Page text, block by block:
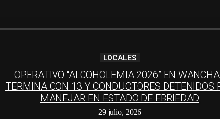
LOCALES
OPERATIVO “ALCOHOLEMIA 2026” EN
TERMINA CON 13 Y CONDUCTORES DETENIDOS
MANEJAR EN ESTADO DE EBRIEDAD
29 julio, 2026